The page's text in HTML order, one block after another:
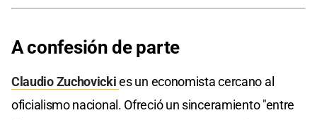
A confesión de parte
Claudio Zuchovickies un economista cercano al
oficialismo nacional. Ofreció un sinceramiento "entre